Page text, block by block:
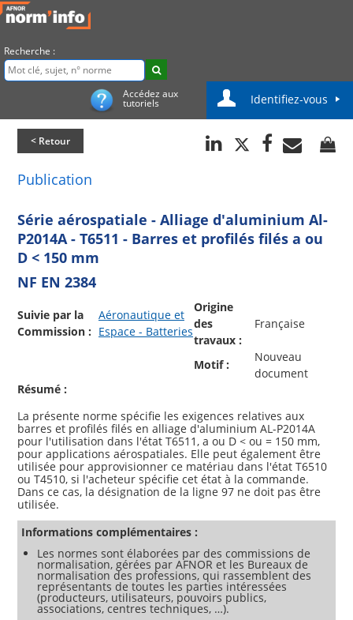
Recherche :
Accédez aux
tutoriels Identifiez-vous
< Retour
Publication
Série aérospatiale - Alliage d'aluminium Al-
P2014A - T6511 - Barres et profilés filés a ou
D < 150 mm
NF EN 2384
Suivie par la
Commission :
Aéronautique et
Espace - Batteries
Origine
des
travaux :
Française
Motif :
Nouveau
document
Résumé :
La présente norme spécifie les exigences relatives aux
barres et profilés filés en alliage d'aluminium AL-P2014A
pour l'utilisation dans l'état T6511, a ou D < ou = 150 mm,
pour applications aérospatiales. Elle peut également être
utilisée pour approvisionner ce matériau dans l'état T6510
ou T4510, si l'acheteur spécifie cet état à la commande.
Dans ce cas, la désignation de la ligne 97 ne doit pas être
Informations complémentaires :
Les normes sont élaborées par des commissions de
normalisation, gérées par AFNOR et les Bureaux de
normalisation des professions, qui rassemblent des
représentants de toutes les parties intéressées
(producteurs, utilisateurs, pouvoirs publics,
associations, centres techniques, …).